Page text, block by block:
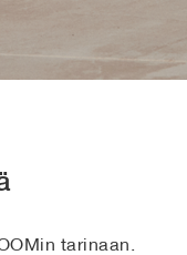
tarinaan.